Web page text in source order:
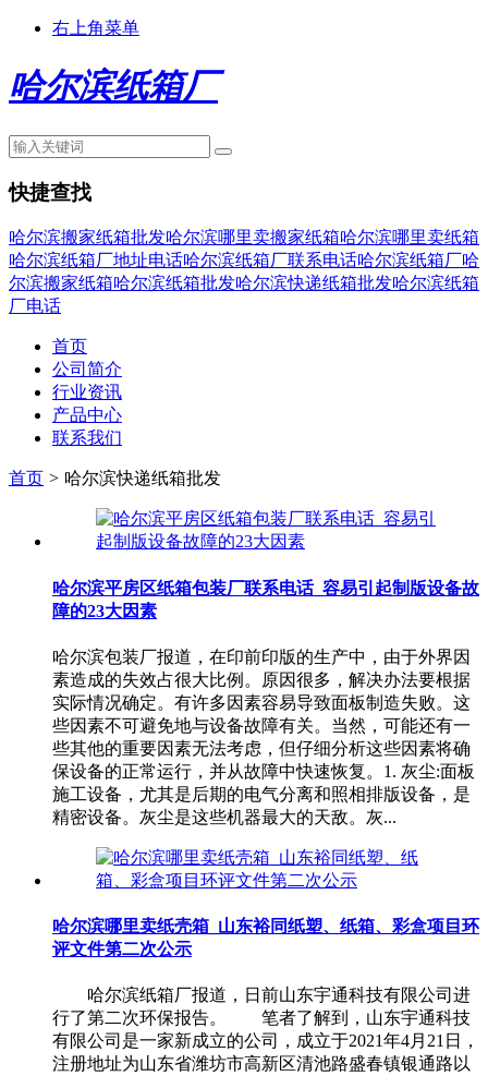
右上角菜单
哈尔滨纸箱厂
快捷查找
哈尔滨搬家纸箱批发哈尔滨哪里卖搬家纸箱哈尔滨哪里卖纸箱
哈尔滨纸箱厂地址电话哈尔滨纸箱厂联系电话哈尔滨纸箱厂哈
尔滨搬家纸箱哈尔滨纸箱批发哈尔滨快递纸箱批发哈尔滨纸箱
厂电话
首页
公司简介
行业资讯
产品中心
联系我们
首页 > 哈尔滨快递纸箱批发
哈尔滨平房区纸箱包装厂联系电话_容易引起制版设备故
障的23大因素
哈尔滨包装厂报道，在印前印版的生产中，由于外界因
素造成的失效占很大比例。原因很多，解决办法要根据
实际情况确定。有许多因素容易导致面板制造失败。这
些因素不可避免地与设备故障有关。当然，可能还有一
些其他的重要因素无法考虑，但仔细分析这些因素将确
保设备的正常运行，并从故障中快速恢复。1. 灰尘:面板
施工设备，尤其是后期的电气分离和照相排版设备，是
精密设备。灰尘是这些机器最大的天敌。灰...
哈尔滨哪里卖纸壳箱_山东裕同纸塑、纸箱、彩盒项目环
评文件第二次公示
哈尔滨纸箱厂报道，日前山东宇通科技有限公司进
行了第二次环保报告。 笔者了解到，山东宇通科技
有限公司是一家新成立的公司，成立于2021年4月21日，
注册地址为山东省潍坊市高新区清池路盛春镇银通路以